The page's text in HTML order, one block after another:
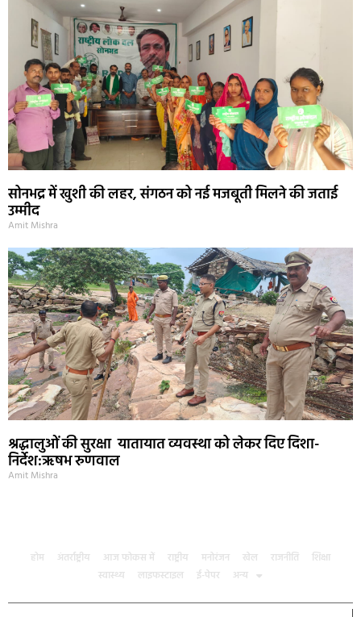
सोनभद्र में खुशी की लहर, संगठन को नई मजबूती मिलने की जताई
उम्मीद
Amit Mishra
श्रद्धालुओं की सुरक्षा यातायात व्यवस्था को लेकर दिए दिशा-
निर्देश:ऋषभ रुणवाल
Amit Mishra
होम अंतर्राष्ट्रीय आज फोकस में राष्ट्रीय मनोरंजन खेल राजनीति
शिक्षा
स्वास्थ्य
लाइफस्टाइल ई-पेपर अन्य